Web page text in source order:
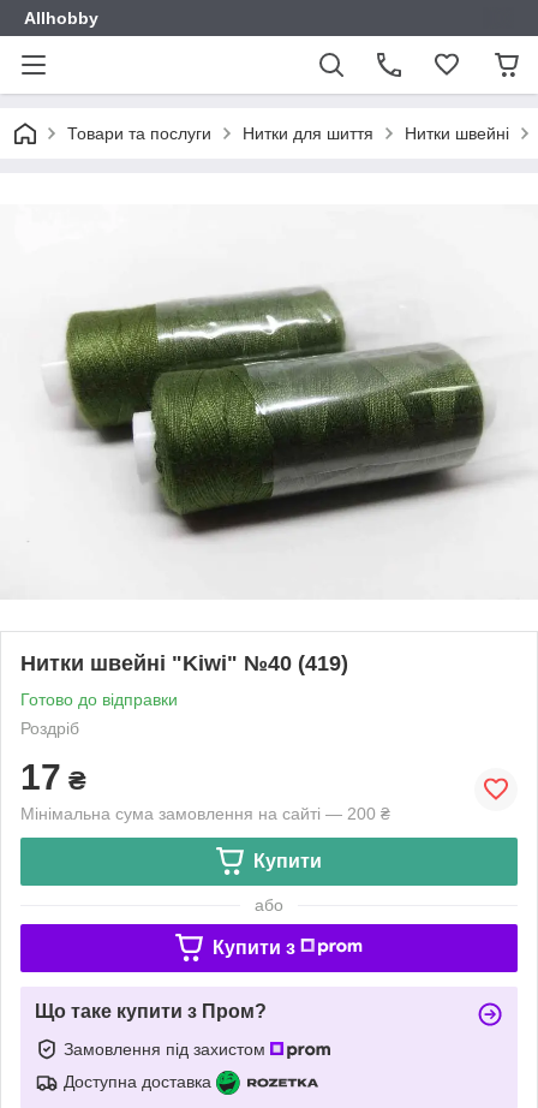
Allhobby
Товари та послуги Нитки для шиття Нитки швейні
Нитки швейні "Kiwi" №40 (419)
Готово до відправки
Роздріб
17 ₴
Мінімальна сума замовлення на сайті — 200 ₴
Купити
або
Купити з
Що таке купити з Пром?
Замовлення під захистом
Доступна доставка